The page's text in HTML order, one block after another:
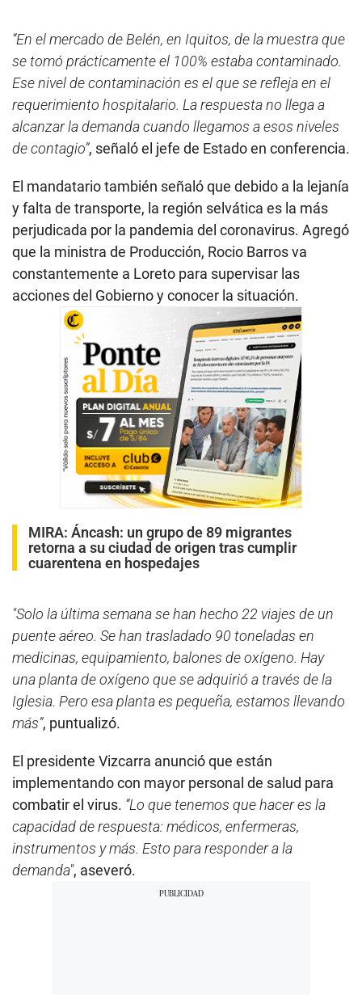
“En el mercado de Belén, en Iquitos, de la muestra que
se tomó prácticamente el 100% estaba contaminado.
Ese nivel de contaminación es el que se refleja en el
requerimiento hospitalario. La respuesta no llega a
alcanzar la demanda cuando llegamos a esos niveles
de contagio”, señaló el jefe de Estado en conferencia.
El mandatario también señaló que debido a la lejanía
y falta de transporte, la región selvática es la más
perjudicada por la pandemia del coronavirus. Agregó
que la ministra de Producción, Rocio Barros va
constantemente a Loreto para supervisar las
acciones del Gobierno y conocer la situación.
MIRA: Áncash: un grupo de 89 migrantes
retorna a su ciudad de origen tras cumplir
cuarentena en hospedajes
"Solo la última semana se han hecho 22 viajes de un
puente aéreo. Se han trasladado 90 toneladas en
medicinas, equipamiento, balones de oxígeno. Hay
una planta de oxígeno que se adquirió a través de la
Iglesia. Pero esa planta es pequeña, estamos llevando
más”, puntualizó.
El presidente Vizcarra anunció que están
implementando con mayor personal de salud para
combatir el virus. “Lo que tenemos que hacer es la
capacidad de respuesta: médicos, enfermeras,
instrumentos y más. Esto para responder a la
demanda", aseveró.